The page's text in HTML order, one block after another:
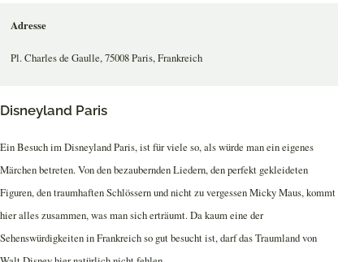
Adresse
Pl. Charles de Gaulle, 75008 Paris, Frankreich
Disneyland Paris
Ein Besuch im Disneyland Paris, ist für viele so, als würde man ein eigenes
Märchen betreten. Von den bezaubernden Liedern, den perfekt gekleideten
Figuren, den traumhaften Schlössern und nicht zu vergessen Micky Maus, kommt
hier alles zusammen, was man sich erträumt. Da kaum eine der
Sehenswürdigkeiten in Frankreich so gut besucht ist, darf das Traumland von